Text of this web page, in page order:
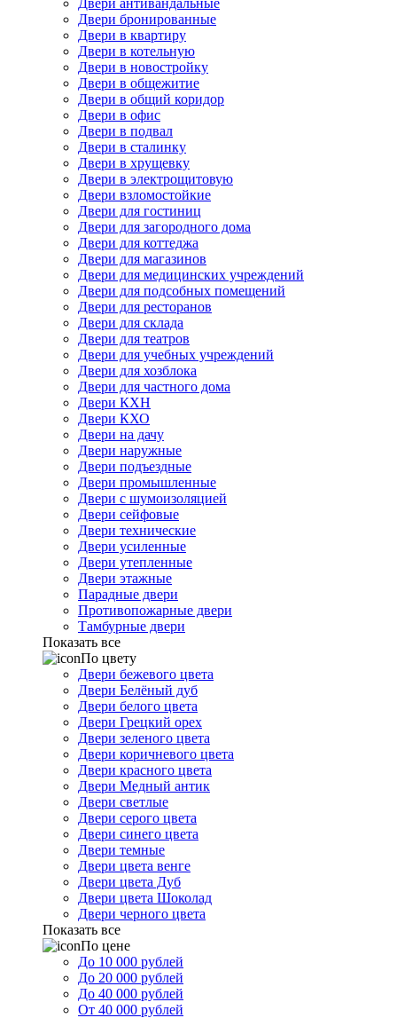
Двери антивандальные
Двери бронированные
Двери в квартиру
Двери в котельную
Двери в новостройку
Двери в общежитие
Двери в общий коридор
Двери в офис
Двери в подвал
Двери в сталинку
Двери в хрущевку
Двери в электрощитовую
Двери взломостойкие
Двери для гостиниц
Двери для загородного дома
Двери для коттеджа
Двери для магазинов
Двери для медицинских учреждений
Двери для подсобных помещений
Двери для ресторанов
Двери для склада
Двери для театров
Двери для учебных учреждений
Двери для хозблока
Двери для частного дома
Двери КХН
Двери КХО
Двери на дачу
Двери наружные
Двери подъездные
Двери промышленные
Двери с шумоизоляцией
Двери сейфовые
Двери технические
Двери усиленные
Двери утепленные
Двери этажные
Парадные двери
Противопожарные двери
Тамбурные двери
Показать все
По цвету
Двери бежевого цвета
Двери Белёный дуб
Двери белого цвета
Двери Грецкий орех
Двери зеленого цвета
Двери коричневого цвета
Двери красного цвета
Двери Медный антик
Двери светлые
Двери серого цвета
Двери синего цвета
Двери темные
Двери цвета венге
Двери цвета Дуб
Двери цвета Шоколад
Двери черного цвета
Показать все
По цене
До 10 000 рублей
До 20 000 рублей
До 40 000 рублей
От 40 000 рублей